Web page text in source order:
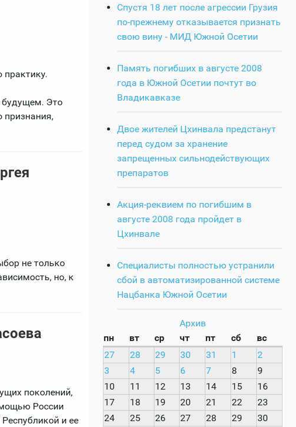
будущем. Это
признания,
не только
но, к
поколений,
России
и ее
Спустя 18 лет после агрессии Грузия
по-прежнему отказывается признать
свою вину - МИД Южной Осетии
Память погибших в августе 2008
года в Южной Осетии почтут во
Владикавказе
Двое жителей Цхинвала предстанут
перед судом за хранение
запрещенных сильнодействующих
препаратов
Акция-реквием по погибшим в
августе 2008 года пройдет в
Цхинвале
Специалисты полностью устранили
сбой в автоматизированной системе
Нацбанка Южной Осетии
Архив
пн
вт ср чт пт сб
вс
27
28 29 30 31 1
2
3
4 5 6 7 8
9
10
11 12 13 14 15
16
17
18 19 20 21 22
23
24
25 26 27 28 29
30